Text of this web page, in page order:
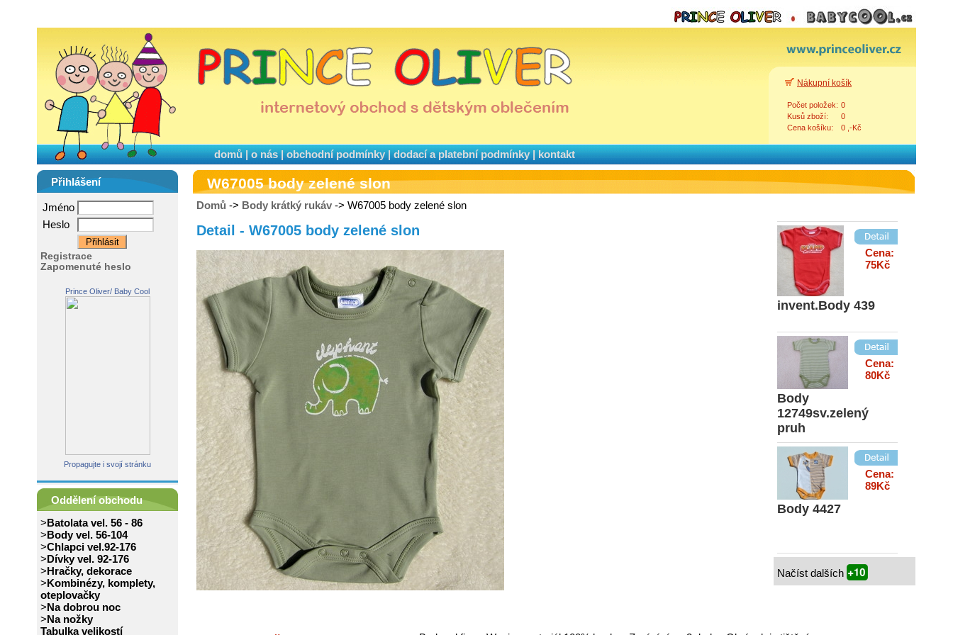
domů|o nás|obchodní podmínky|dodací a platební podmínky|kontakt
Nákupní košík
Počet položek: 0
Kusů zboží:
0
Cena košíku:
0 ,-Kč
Přihlášení
Jméno
Heslo
Registrace
Zapomenuté heslo
Prince Oliver/ Baby Cool
Propagujte i svojí stránku
Oddělení obchodu
>Batolata vel. 56 - 86
>Body vel. 56-104
>Chlapci vel.92-176
>Dívky vel. 92-176
>Hračky, dekorace
>Kombinézy, komplety,
oteplovačky
>Na dobrou noc
>Na nožky
Tabulka velikostí
W67005 body zelené slon
Domů -> Body krátký rukáv -> W67005 body zelené slon
Detail - W67005 body zelené slon
Body 112920
červený pruh
Cena:
79Kč
Cena:
74Kč
invent.Body 439
Cena:
75Kč
Body
12749sv.zelený
pruh
Cena:
80Kč
Body 4427
Cena:
89Kč
Načíst dalších